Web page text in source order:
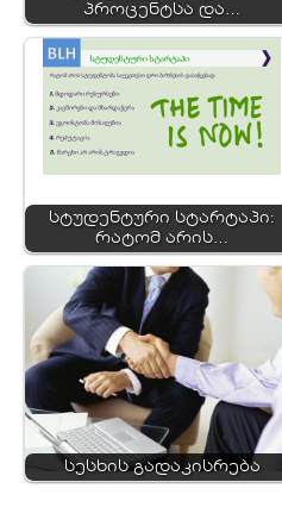
პროცენტსა და…
სტუდენტური სტარტაპი:
რატომ არის…
სესხის გადაკისრება